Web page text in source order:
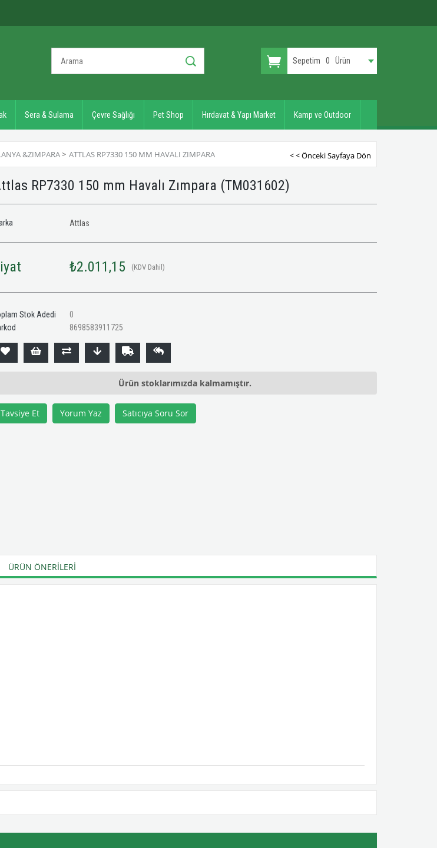
Sepetim 0 Ürün
Sera & Sulama Çevre Sağlığı Pet Shop Hırdavat & Yapı Market Kamp ve Outdoor
&ZIMPARA> ATTLAS RP7330 150 MM HAVALI ZIMPARA < < Önceki Sayfaya Dön
RP7330 150 mm Havalı Zımpara (TM031602)
Attlas
₺2.011,15 (KDV Dahil)
Stok Adedi
0
8698583911725
Ürün stoklarımızda kalmamıştır.
Tavsiye Et Yorum Yaz Satıcıya Soru Sor
ÜRÜN ÖNERILERI